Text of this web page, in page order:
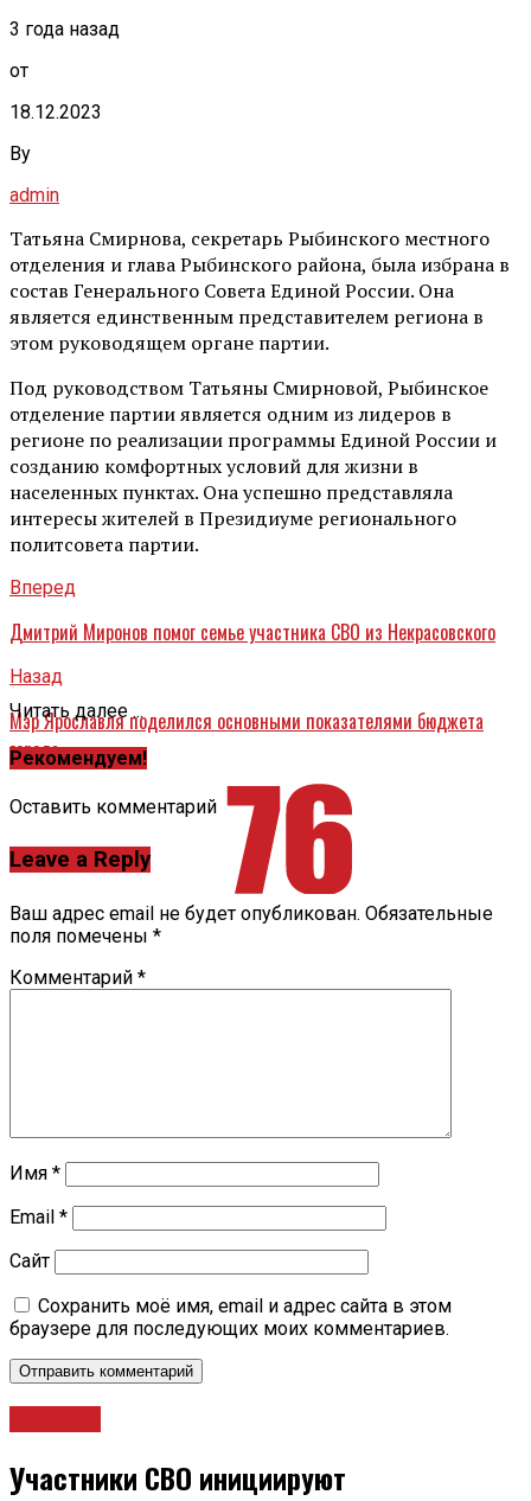
3 года назад
от
18.12.2023
By
admin
Татьяна Смирнова, секретарь Рыбинского местного
отделения и глава Рыбинского района, была избрана в
состав Генерального Совета Единой России. Она
является единственным представителем региона в
этом руководящем органе партии.
Под руководством Татьяны Смирновой, Рыбинское
отделение партии является одним из лидеров в
регионе по реализации программы Единой России и
созданию комфортных условий для жизни в
населенных пунктах. Она успешно представляла
интересы жителей в Президиуме регионального
политсовета партии.
Вперед
Дмитрий Миронов помог семье участника СВО из Некрасовского
Назад
Мэр Ярославля поделился основными показателями бюджета
города
Читать далее ...
Рекомендуем!
Оставить комментарий
Leave a Reply
Ваш адрес email не будет опубликован. Обязательные
поля помечены *
Комментарий *
Имя *
Email *
Сайт
Сохранить моё имя, email и адрес сайта в этом
браузере для последующих моих комментариев.
Участники СВО инициируют